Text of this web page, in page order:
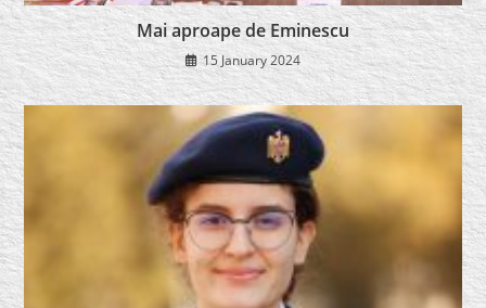
Mai aproape de Eminescu
15 January 2024